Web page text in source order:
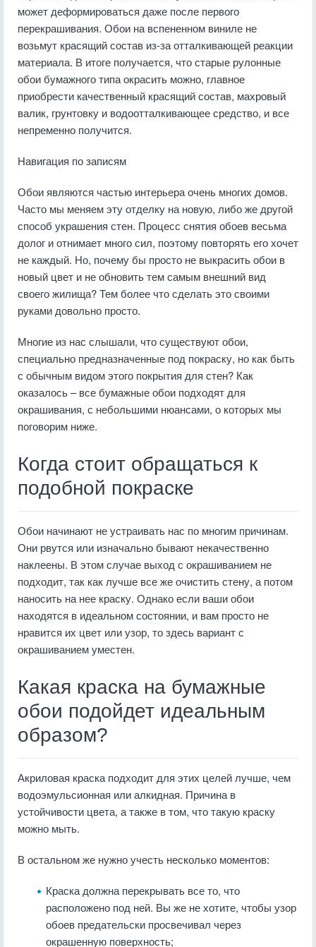
может деформироваться даже после первого
перекрашивания. Обои на вспененном виниле не
возьмут красящий состав из-за отталкивающей реакции
материала. В итоге получается, что старые рулонные
обои бумажного типа окрасить можно, главное
приобрести качественный красящий состав, махровый
валик, грунтовку и водоотталкивающее средство, и все
непременно получится.
Навигация по записям
Обои являются частью интерьера очень многих домов.
Часто мы меняем эту отделку на новую, либо же другой
способ украшения стен. Процесс снятия обоев весьма
долог и отнимает много сил, поэтому повторять его хочет
не каждый. Но, почему бы просто не выкрасить обои в
новый цвет и не обновить тем самым внешний вид
своего жилища? Тем более что сделать это своими
руками довольно просто.
Многие из нас слышали, что существуют обои,
специально предназначенные под покраску, но как быть
с обычным видом этого покрытия для стен? Как
оказалось – все бумажные обои подходят для
окрашивания, с небольшими нюансами, о которых мы
поговорим ниже.
Когда стоит обращаться к
подобной покраске
Обои начинают не устраивать нас по многим причинам.
Они рвутся или изначально бывают некачественно
наклеены. В этом случае выход с окрашиванием не
подходит, так как лучше все же очистить стену, а потом
наносить на нее краску. Однако если ваши обои
находятся в идеальном состоянии, и вам просто не
нравится их цвет или узор, то здесь вариант с
окрашиванием уместен.
Какая краска на бумажные
обои подойдет идеальным
образом?
Акриловая краска подходит для этих целей лучше, чем
водоэмульсионная или алкидная. Причина в
устойчивости цвета, а также в том, что такую краску
можно мыть.
В остальном же нужно учесть несколько моментов:
Краска должна перекрывать все то, что
расположено под ней. Вы же не хотите, чтобы узор
обоев предательски просвечивал через
окрашенную поверхность;